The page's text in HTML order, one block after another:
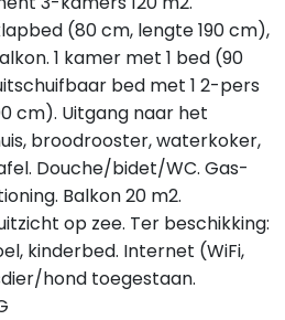
(80 cm, lengte 190 cm),
1 kamer met 1 bed (90
bed met 1 2-pers
cm). Uitgang naar het
broodrooster, waterkoker,
Douche/bidet/WC. Gas-
Balkon 20 m2.
op zee. Ter beschikking:
kinderbed. Internet (WiFi,
hond toegestaan.